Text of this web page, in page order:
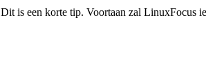
Dit is een korte tip. Voortaan zal LinuxFocus